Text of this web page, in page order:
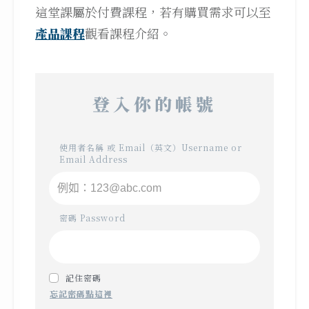
這堂課屬於付費課程，若有購買需求可以至
產品課程觀看課程介紹。
登入你的帳號
使用者名稱 或 Email（英文）Username or
Email Address
密碼 Password
記住密碼
忘記密碼點這裡